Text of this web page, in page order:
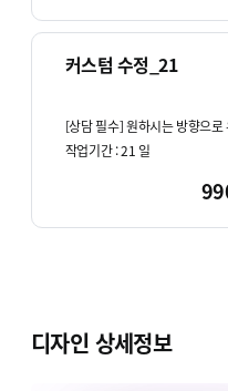
커스텀 수정_21
[상담 필수] 원하시는 방향으로
작업기간 :21 일
디자인 상세정보